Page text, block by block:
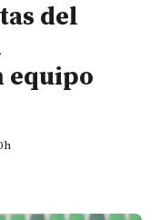
del
equipo